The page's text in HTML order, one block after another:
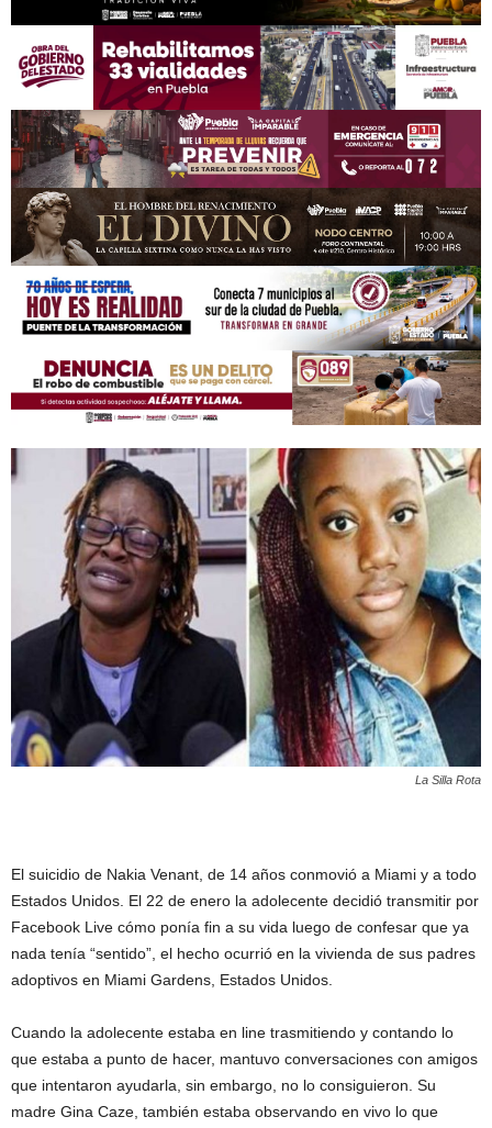
La Silla Rota
El suicidio de Nakia Venant, de 14 años conmovió a Miami y a todo
Estados Unidos. El 22 de enero la adolecente decidió transmitir por
Facebook Live cómo ponía fin a su vida luego de confesar que ya
nada tenía “sentido”, el hecho ocurrió en la vivienda de sus padres
adoptivos en Miami Gardens, Estados Unidos.
Cuando la adolecente estaba en line trasmitiendo y contando lo
que estaba a punto de hacer, mantuvo conversaciones con amigos
que intentaron ayudarla, sin embargo, no lo consiguieron. Su
madre Gina Caze, también estaba observando en vivo lo que